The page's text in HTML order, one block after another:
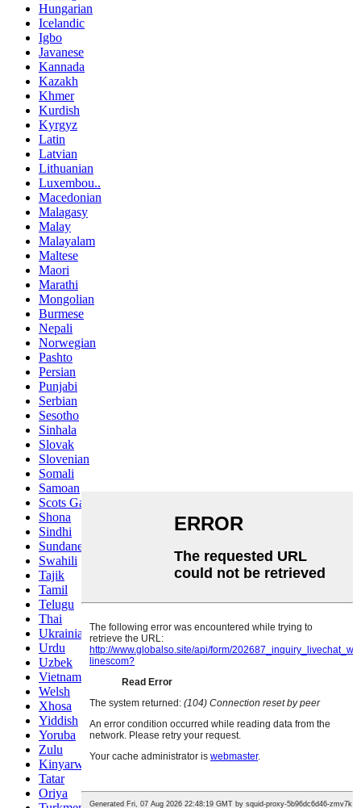
Hungarian
Icelandic
Igbo
Javanese
Kannada
Kazakh
Khmer
Kurdish
Kyrgyz
Latin
Latvian
Lithuanian
Luxembou..
Macedonian
Malagasy
Malay
Malayalam
Maltese
Maori
Marathi
Mongolian
Burmese
Nepali
Norwegian
Pashto
Persian
Punjabi
Serbian
Sesotho
Sinhala
Slovak
Slovenian
Somali
Samoan
Scots Gaelic
Shona
Sindhi
Sundanese
Swahili
Tajik
Tamil
Telugu
Thai
Ukrainian
Urdu
Uzbek
Vietnamese
Welsh
Xhosa
Yiddish
Yoruba
Zulu
Kinyarwanda
Tatar
Oriya